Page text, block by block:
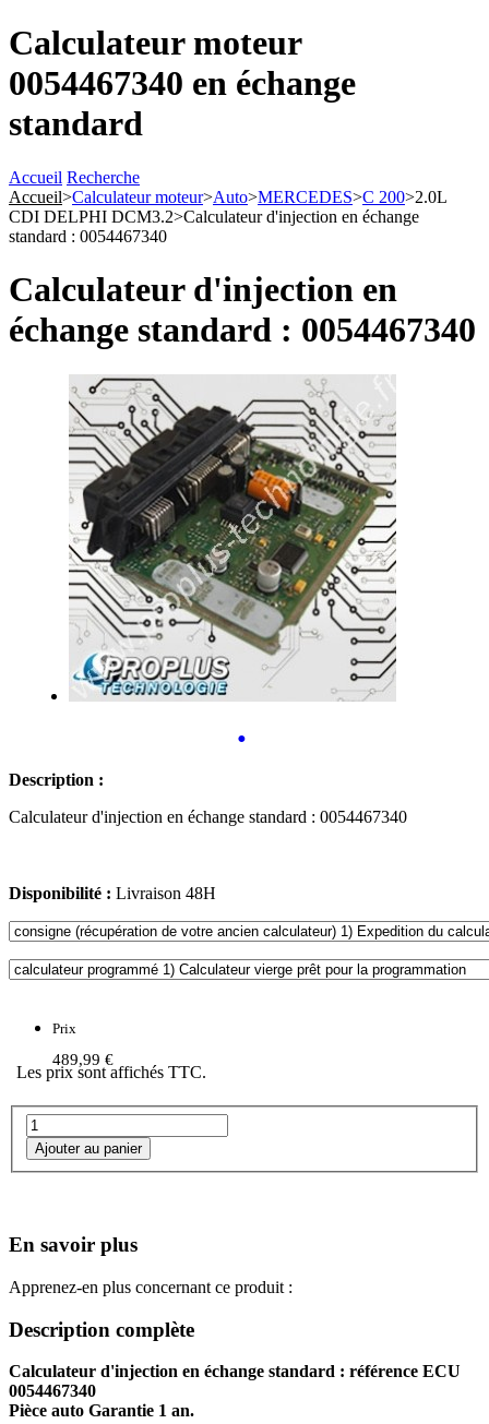
Calculateur moteur
0054467340 en échange
standard
Accueil Recherche
Accueil>Calculateur moteur>Auto>MERCEDES>C 200>2.0L
CDI DELPHI DCM3.2>Calculateur d'injection en échange
standard : 0054467340
Calculateur d'injection en
échange standard : 0054467340
•
Description :
Calculateur d'injection en échange standard : 0054467340
Disponibilité : Livraison 48H
Prix
489,99 €
Les prix sont affichés TTC.
En savoir plus
Apprenez-en plus concernant ce produit :
Description complète
Calculateur d'injection en échange standard : référence ECU
0054467340
Pièce auto Garantie 1 an.